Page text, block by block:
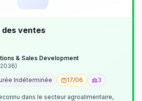
ventes
& Sales Development
Indéterminée
17/06 3
dans le secteur agroalimentaire,